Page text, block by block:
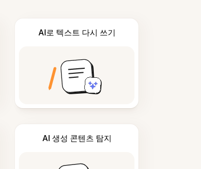
AI로 텍스트 다시 쓰기
AI 생성 콘텐츠 탐지